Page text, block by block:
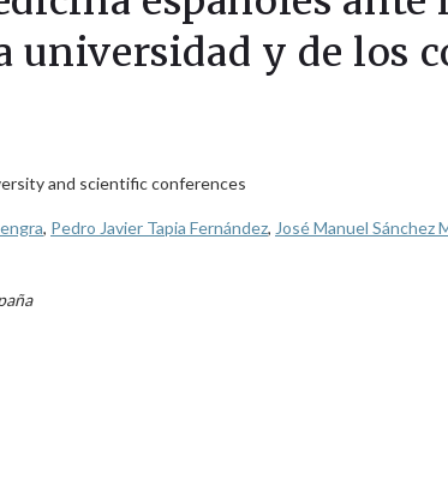
y de los
and scientific conferences
, Pedro Javier Tapia Fernández, José Manuel Sánchez